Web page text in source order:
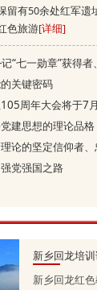
留有50余处红军遗
色旅游[详细]
关键密码
建思想的理论品格
党强国之路
新乡回龙培
新乡回龙红